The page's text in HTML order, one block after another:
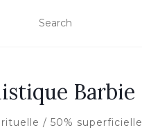
LA NAVIGATION
Barbie
/ 50% superficielle